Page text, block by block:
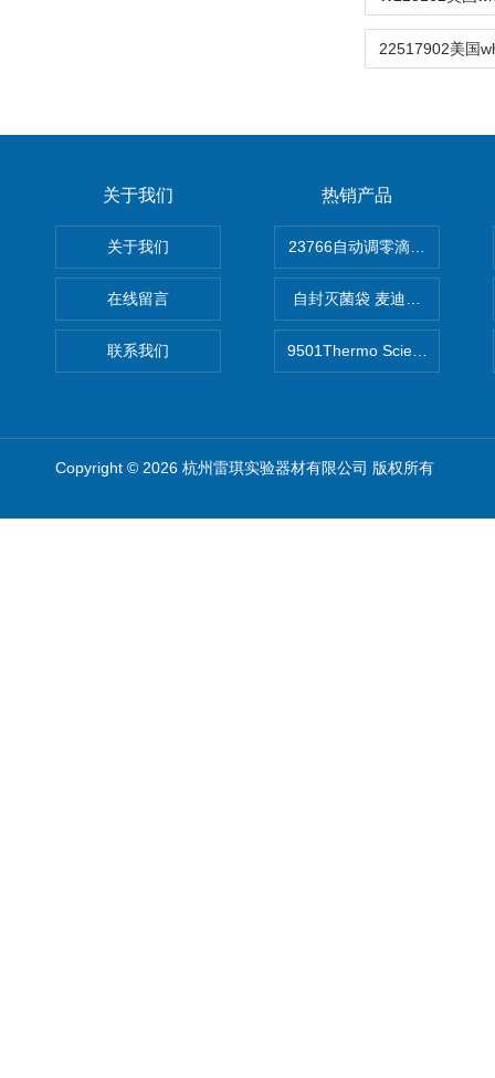
关于我们
关于我们
在线留言
联系我们
热销产品
自封灭菌袋 麦迪康Medicom
9501Thermo Scientific S1移
Copyright © 2026 杭州雷琪实验器材有限公司 版权所有